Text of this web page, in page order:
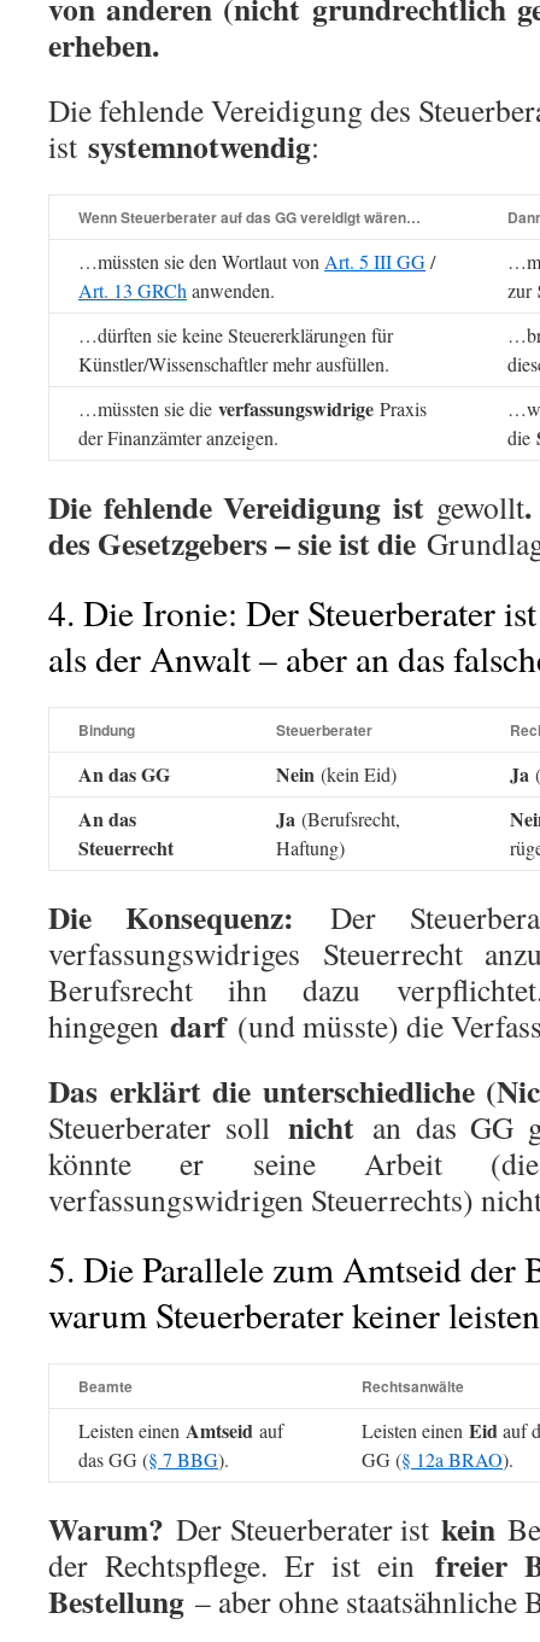
erheben.
Die fehlende Vereidigung des
ist systemnotwendig:
Wenn Steuerberater auf das GG vereidigt wären…
…müssten sie den Wortlaut von Art. 5 III GG/
Art. 13 GRCh anwenden.
zur
…dürften sie keine Steuererklärungen für
Künstler/Wissenschaftler mehr ausfüllen.
…müssten sie die verfassungswidrige Praxis
der Finanzämter anzeigen.
die
Die fehlende Vereidigung istgewollt.
des Gesetzgebers – sie ist die
4. Die Ironie: Der Steuerberater
als der Anwalt – aber an das
Bindung Steuerberater
An das GG Nein (kein Eid) Ja
An das
Steuerrecht
Ja (Berufsrecht,
Haftung)
Die Konsequenz: Der
verfassungswidriges Steuerrecht
Berufsrecht ihn dazu
hingegen darf(und müsste) die
Das erklärt die unterschiedliche
Steuerberater soll nichtan das GG
könnte er seine Arbeit
verfassungswidrigen Steuerrechts)
5. Die Parallele zum Amtseid der
warum Steuerberater keiner
Beamte Rechtsanwälte
Leisten einen Amtseid auf
das GG (§ 7 BBG).
Leisten einen Eidauf
GG (§ 12a BRAO).
Warum? Der Steuerberater ist kein
der Rechtspflege. Er ist ein freier
Bestellung – aber ohne staatsähnliche